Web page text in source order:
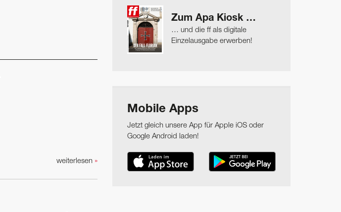
weiterlesen »
Zum Apa Kiosk …
… und die ff als digitale
Einzelausgabe erwerben!
Mobile Apps
Jetzt gleich unsere App für Apple iOS oder
Google Android laden!